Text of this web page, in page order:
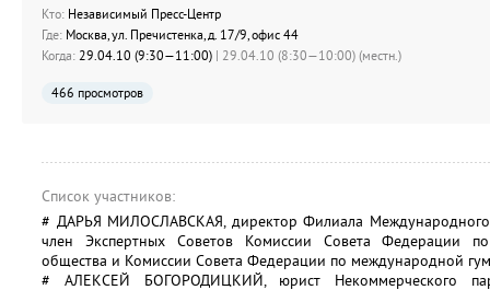
Кто: Независимый Пресс-Центр
Где: Москва, ул. Пречистенка, д. 17/9, офис 44
Когда: 29.04.10 (9:30—11:00) | 29.04.10 (8:30—10:00) (местн.)
466 просмотров
Список участников:
# ДАРЬЯ МИЛОСЛАВСКАЯ, директор Филиала
член Экспертных Советов Комиссии Совета Федерации по
общества и Комиссии Совета Федерации по международной
# АЛЕКСЕЙ БОГОРОДИЦКИЙ, юрист Некоммерческого